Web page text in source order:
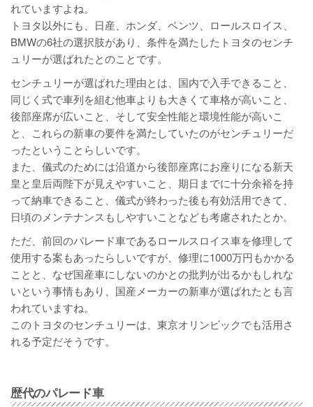
れていますよね。
トヨタ以外にも、日産、ホンダ、ベンツ、ロールスロイス、
BMWの6社の選択肢があり、条件を満たしたトヨタのセンチ
ュリーが選ばれたとのことです。
センチュリーが選ばれた理由とは、国内で入手できること、
同じく式で車列を組む他車よりも大きくて車格が高いこと、
後部座席が広いこと、そして安全性能と環境性能が高いこ
と、これらの新車の要件を満たしていたのがセンチュリーだ
ったということらしいです。
また、儀式のためには沿道から後部座席にお座りになる新天
皇と皇后両陛下が見えやすいこと、期日までに十分余裕を持
って納車できること、儀式が終わった後も有効活用できて、
日頃のメンテナンスもしやすいことなども考慮されたとか。
ただ、前回のパレード車であるロールスロイス車を修理して
使用する案もあったらしいですが、修理に1000万円もかかる
ことと、なぜ国産車にしないのかとの批判が出るかもしれな
いという事情もあり、国産メーカーの新車が選ばれたとも言
われていますね。
このトヨタのセンチュリーは、東京オリンピックでも活用さ
れる予定だそうです。
歴代のパレード車